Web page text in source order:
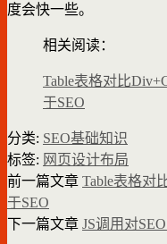
度会快一些。
相关阅读：
Table表格对比
于SEO
分类: SEO基础知识
标签: 网页设计布局
前一篇文章 Table表格对
于SEO
下一篇文章 JS调用对